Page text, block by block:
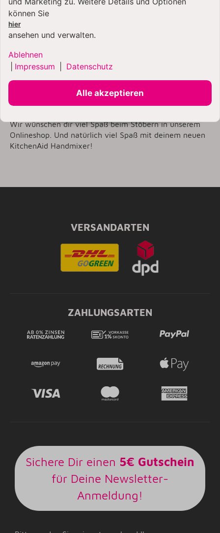
Processor, oder, oder, oder... Die vielen Angebote
werden abgerundet durch unseren guten
gehört ein schneller Versand der sorgfältig verpackten
Ware genauso, wie die Fülle an verschiedenen
0%Zinsen ist ab einem Einkaufswert von 100 Euro
bequem bei uns möglich. Als Händler mit über 100
Jahren Erfahrung bieten wir zudem nicht nur
größtmögliche Sicherheit, sondern du profitierst als
Kunde bei uns durch unsere guten Verbindungen zu den
Wir wünschen dir viel Spaß beim Stöbern in unserem
Onlineshop. Und natürlich viel Spaß mit deinem neuen
KitchenAid Handmixer!
VERSANDARTEN
ZAHLUNGSARTEN
Sichere Dir einen 5€ Gutschein
für Deine Newsletter-
Anmeldung!
können Sie
hier
ansehen und verwalten.
Ablehnen
Impressum Datenschutz
Alle akzeptieren